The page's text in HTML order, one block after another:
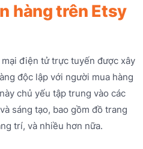
hàng trên Etsy
điện tử trực tuyến được xây
độc lập với người mua hàng
chủ yếu tập trung vào các
sáng tạo, bao gồm đồ trang
trí, và nhiều hơn nữa.